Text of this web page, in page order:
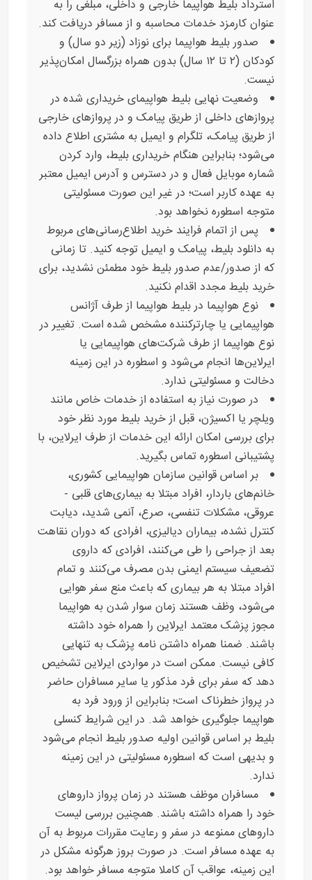
استرداد بلیط هواپیما خارجی و داخلی، مبلغی را به
عنوان کارمزد خدمات محاسبه و از مسافر دریافت کند.
صدور بلیط هواپیما برای نوزاد (زیر دو سال) و
کودکان (۲ تا ۱۲ سال) بدون همراه بزرگسال امکان‌پذیر
نیست.
وضعیت نهایی بلیط هواپیمای خریداری شده در
پروازهای داخلی از طریق پیامک و در پروازهای خارجی
از طریق پیامک، تلگرام و ایمیل به مشتری اطلاع داده
می‌شود؛ بنابراین هنگام خریداری بلیط، وارد کردن
شماره موبایل فعال و در دسترس و آدرس ایمیل معتبر
به عهده کاربر است؛ در غیر این صورت مسئولیتی
متوجه اسطوره نخواهد بود.
پس از اتمام فرایند خرید اطلاع‌رسانی‌های مربوط
به دانلود بلیط، پیامک و ایمیل توجه کنید. تا زمانی
که از صدور/عدم صدور بلیط خود مطمئن نشدید، برای
خرید بلیط مجدد اقدام نکنید.
نوع هواپیما در بلیط هواپیما از طرف آژانس
هواپیمایی یا چارترکننده مشخص شده است. تغییر در
نوع هواپیما از طرف شرکت‌های هواپیمایی یا
ایرلاین‌ها انجام می‌شود و اسطوره در این زمینه
دخالت و مسئولیتی ندارد.
در صورت نیاز به استفاده از خدمات خاص مانند
ویلچر یا اکسیژن، قبل از خرید بلیط مورد نظر خود
برای بررسی امکان ارائه این خدمات از طرف ایرلاین، با
پشتیبانی اسطوره تماس بگیرید.
بر اساس قوانین سازمان هواپیمایی کشوری،
خانم‌های باردار، افراد مبتلا به بیماری‌های قلبی -
عروقی، مشکلات تنفسی، صرع، آنمی شدید، دیابت
کنترل نشده، بیماران دیالیزی، افرادی که دوران نقاهت
بعد از جراحی را طی می‌کنند، افرادی که داروی
تضعیف سیستم ایمنی بدن مصرف می‌کنند و تمام
افراد مبتلا به هر بیماری که باعث منع سفر هوایی
می‌شود، وظف هستند زمان سوار شدن به هواپیما
مجوز پزشک معتمد ایرلاین را همراه خود داشته
باشند. ضمنا همراه داشتن نامه پزشک به تنهایی
کافی نیست. ممکن است در مواردی ایرلاین تشخیص
دهد که سفر برای فرد مذکور یا سایر مسافران حاضر
در پرواز خطرناک است؛ بنابراین از ورود فرد به
هواپیما جلوگیری خواهد شد. در این شرایط کنسلی
بلیط بر اساس قوانین اولیه صدور بلیط انجام می‌شود
و بدیهی است که اسطوره مسئولیتی در این زمینه
ندارد.
مسافران موظف هستند در زمان پرواز داروهای
خود را همراه داشته باشند. همچنین بررسی لیست
داروهای ممنوعه در سفر و رعایت مقررات مربوط به آن
به عهده مسافر است. در صورت بروز هرگونه مشکل در
این زمینه، عواقب آن کاملا متوجه مسافر خواهد بود.